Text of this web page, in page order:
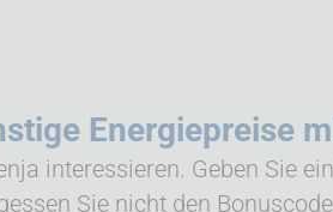
Energiepreise
interessieren. Geben Sie
Sie nicht den